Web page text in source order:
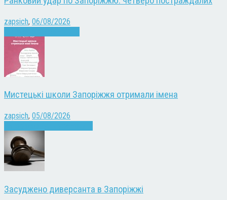
zapsich, 06/08/2026
Мистецькі школи Запоріжжя отримали імена
zapsich, 05/08/2026
Засуджено диверсанта в Запоріжжі